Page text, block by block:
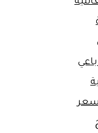
سعر